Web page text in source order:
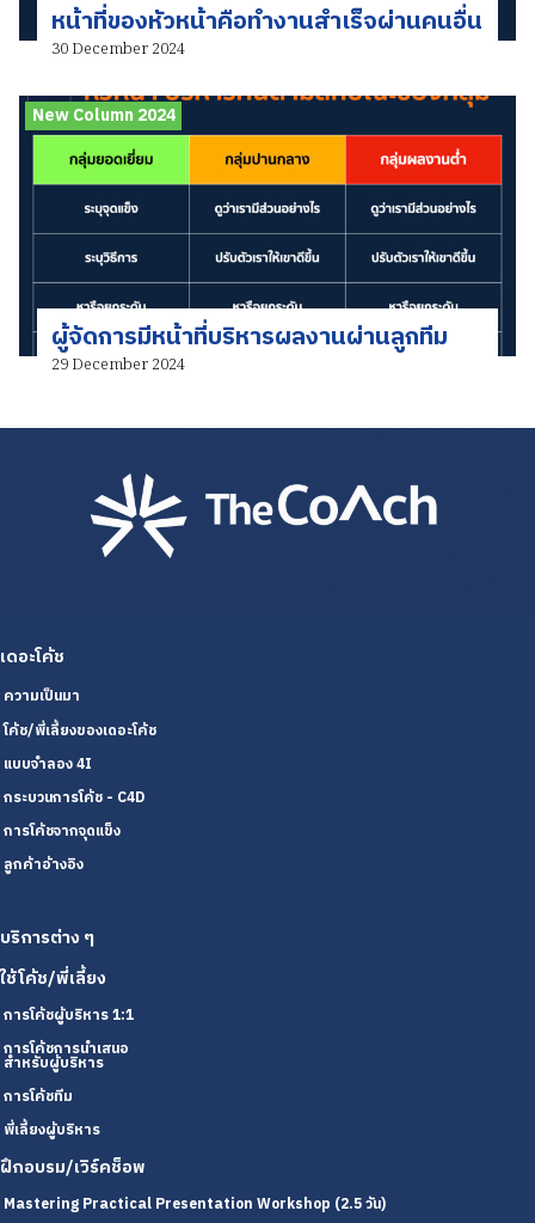
หน้าที่ของหัวหน้าคือทำงานสำเร็จผ่านคนอื่น
30 December 2024
New Column 2024
ผู้จัดการมีหน้าที่บริหารผลงานผ่านลูกทีม
29 December 2024
เดอะโค้ช
ความเป็นมา
โค้ช/พี่เลี้ยงของเดอะโค้ช
แบบจำลอง 4I
กระบวนการโค้ช - C4D
การโค้ชจากจุดแข็ง
ลูกค้าอ้างอิง
บริการต่าง ๆ
ใช้โค้ช/พี่เลี้ยง
การโค้ชผู้บริหาร 1:1
การโค้ชการนำเสนอ
สำหรับผู้บริหาร
การโค้ชทีม
พี่เลี้ยงผู้บริหาร
ฝึกอบรม/เวิร์คช็อพ
Mastering Practical Presentation Workshop (2.5 วัน)